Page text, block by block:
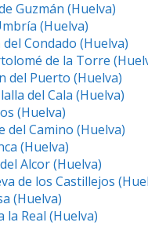
Guzmán (Huelva)
(Huelva)
Condado (Huelva)
de la Torre
del Puerto (Huelva)
del Cala (Huelva)
(Huelva)
del Camino (Huelva)
(Huelva)
Alcor (Huelva)
de los Castillejos
(Huelva)
la Real (Huelva)